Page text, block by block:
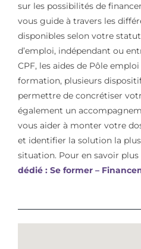
sur les possibilités de
vous guide à travers les
disponibles selon votre
d’emploi, indépendant ou
CPF, les aides de Pôle
formation, plusieurs
permettre de concrétiser
également un
vous aider à monter votre
et identifier la solution la
situation. Pour en savoir
dédié : Se former –